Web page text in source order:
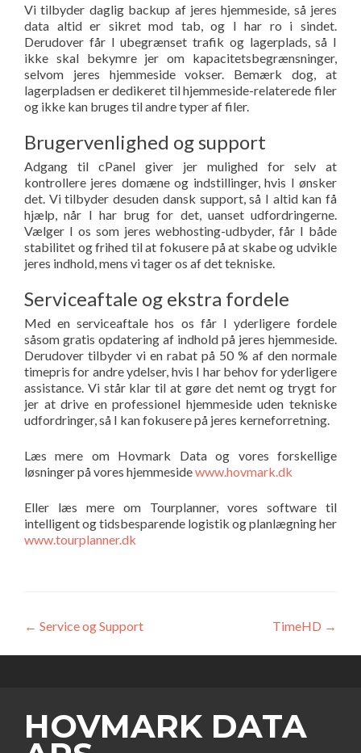
Vi tilbyder daglig backup af jeres hjemmeside, så jeres
data altid er sikret mod tab, og I har ro i sindet.
Derudover får I ubegrænset trafik og lagerplads, så I
ikke skal bekymre jer om kapacitetsbegrænsninger,
selvom jeres hjemmeside vokser. Bemærk dog, at
lagerpladsen er dedikeret til hjemmeside-relaterede filer
og ikke kan bruges til andre typer af filer.
Brugervenlighed og support
Adgang til cPanel giver jer mulighed for selv at
kontrollere jeres domæne og indstillinger, hvis I ønsker
det. Vi tilbyder desuden dansk support, så I altid kan få
hjælp, når I har brug for det, uanset udfordringerne.
Vælger I os som jeres webhosting-udbyder, får I både
stabilitet og frihed til at fokusere på at skabe og udvikle
jeres indhold, mens vi tager os af det tekniske.
Serviceaftale og ekstra fordele
Med en serviceaftale hos os får I yderligere fordele
såsom gratis opdatering af indhold på jeres hjemmeside.
Derudover tilbyder vi en rabat på 50 % af den normale
timepris for andre ydelser, hvis I har behov for yderligere
assistance. Vi står klar til at gøre det nemt og trygt for
jer at drive en professionel hjemmeside uden tekniske
udfordringer, så I kan fokusere på jeres kerneforretning.
Læs mere om Hovmark Data og vores forskellige
løsninger på vores hjemmesidewww.hovmark.dk
Eller læs mere om Tourplanner, vores software til
intelligent og tidsbesparende logistik og planlægning her
www.tourplanner.dk
Indlægsnavigation
← Service og Support TimeHD →
HOVMARK DATA